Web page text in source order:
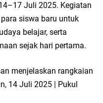
Sampaikan Doa dan Harapan di
Juli 2025. Kegiatan
siswa baru untuk
belajar, serta
sejak hari pertama.
menjelaskan rangkaian
14 Juli 2025 | Pukul